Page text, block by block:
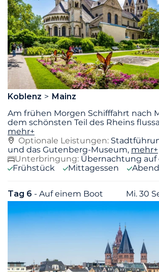
Koblenz
Mainz
Am frühen Morgen Schifffahrt nach
dem schönsten Teil des Rheins
mehr+
Optionale Leistungen:
und das Gutenberg-Museum, mehr+
Unterbringung: Übernachtung auf
Frühstück
Mittagessen
Tag 6 - Auf einem Boot Mi. 30